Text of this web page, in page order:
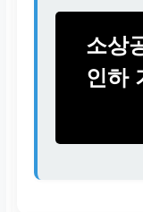
소상
인하